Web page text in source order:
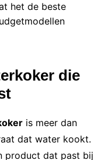
het de beste
die
is meer dan
dat water kookt.
product dat past bij